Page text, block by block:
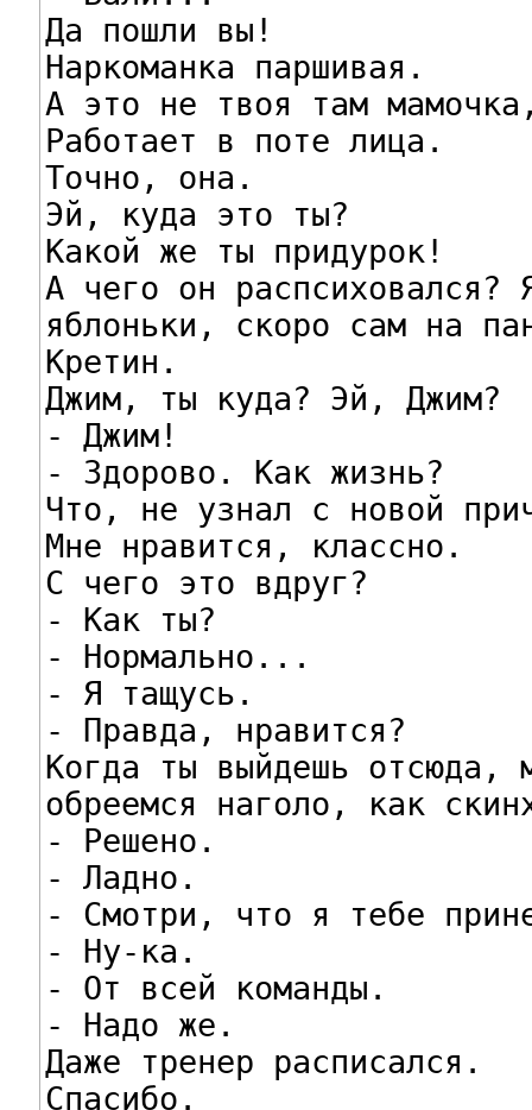
Да пошли вы!
Наркоманка паршивая.
А это не твоя там
Работает в поте лица.
Точно, она.
Эй, куда это ты?
Какой же ты придурок!
А чего он распсиховался?
яблоньки, скоро сам на
Кретин.
Джим, ты куда? Эй, Джим?
- Джим!
- Здорово. Как жизнь?
Что, не узнал с новой
Мне нравится, классно.
С чего это вдруг?
- Как ты?
- Нормально...
- Я тащусь.
- Правда, нравится?
Когда ты выйдешь отсюда,
обреемся наголо, как
- Решено.
- Ладно.
- Смотри, что я тебе
- Ну-ка.
- От всей команды.
- Надо же.
Даже тренер расписался.
Спасибо.